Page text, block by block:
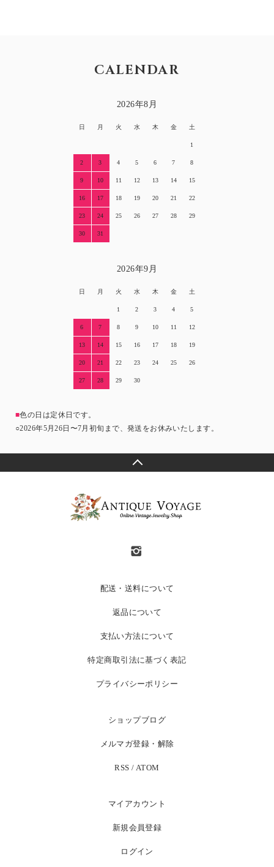
CALENDAR
2026年8月
日 月 火 水 木 金 土
1
2 3 4 5 6 7 8
9 10 11 12 13 14 15
16 17 18 19 20 21 22
23 24 25 26 27 28 29
30 31
2026年9月
日 月 火 水 木 金 土
1 2 3 4 5
6 7 8 9 10 11 12
13 14 15 16 17 18 19
20 21 22 23 24 25 26
27 28 29 30
■色の日は定休日です。
○2026年5月26日〜7月初旬まで、発送をお休みいたします。
配送・送料について
返品について
支払い方法について
特定商取引法に基づく表記
プライバシーポリシー
ショップブログ
メルマガ登録・解除
RSS / ATOM
マイアカウント
新規会員登録
ログイン